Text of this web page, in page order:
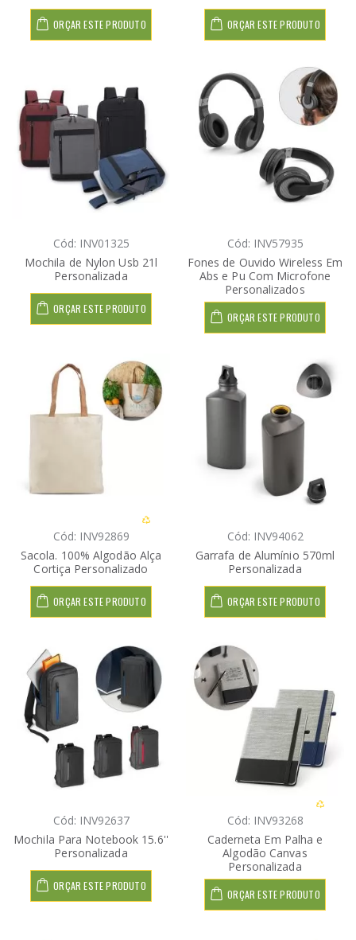
ORÇAR ESTE PRODUTO ORÇAR ESTE PRODUTO
Cód: INV01325
Mochila de Nylon Usb 21l
Personalizada
ORÇAR ESTE PRODUTO
Cód: INV57935
Fones de Ouvido Wireless Em
Abs e Pu Com Microfone
Personalizados
ORÇAR ESTE PRODUTO
Cód: INV92869
Sacola. 100% Algodão Alça
Cortiça Personalizado
ORÇAR ESTE PRODUTO
Cód: INV94062
Garrafa de Alumínio 570ml
Personalizada
ORÇAR ESTE PRODUTO
Cód: INV92637
Mochila Para Notebook 15.6''
Personalizada
ORÇAR ESTE PRODUTO
Cód: INV93268
Caderneta Em Palha e
Algodão Canvas
Personalizada
ORÇAR ESTE PRODUTO